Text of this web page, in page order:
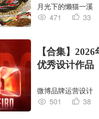
月光下的懒猫一溪
471
33
【合集】2026
优秀设计作品
微博品牌运营设计
501
38